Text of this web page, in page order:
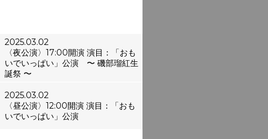
2025.03.02
〈夜公演〉17:00開演 演目：「おも
いでいっぱい」公演 〜 磯部瑠紅生
誕祭 〜
2025.03.02
〈昼公演〉12:00開演 演目：「おも
いでいっぱい」公演